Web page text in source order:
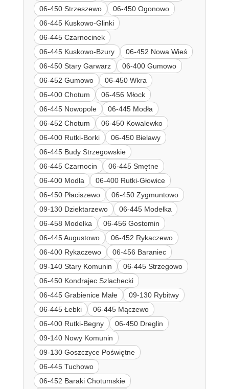
06-450 Strzeszewo
06-450 Ogonowo
06-445 Kuskowo-Glinki
06-445 Czarnocinek
06-445 Kuskowo-Bzury
06-452 Nowa Wieś
06-450 Stary Garwarz
06-400 Gumowo
06-452 Gumowo
06-450 Wkra
06-400 Chotum
06-456 Młock
06-445 Nowopole
06-445 Modła
06-452 Chotum
06-450 Kowalewko
06-400 Rutki-Borki
06-450 Bielawy
06-445 Budy Strzegowskie
06-445 Czarnocin
06-445 Smętne
06-400 Modła
06-400 Rutki-Głowice
06-450 Płaciszewo
06-450 Zygmuntowo
09-130 Dziektarzewo
06-445 Modełka
06-458 Modełka
06-456 Gostomin
06-445 Augustowo
06-452 Rykaczewo
06-400 Rykaczewo
06-456 Baraniec
09-140 Stary Komunin
06-445 Strzegowo
06-450 Kondrajec Szlachecki
06-445 Grabienice Małe
09-130 Rybitwy
06-445 Łebki
06-445 Mączewo
06-400 Rutki-Begny
06-450 Dreglin
09-140 Nowy Komunin
09-130 Goszczyce Poświętne
06-445 Tuchowo
06-452 Baraki Chotumskie